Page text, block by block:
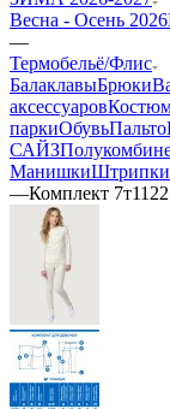
Весна - Осень 2026
—
Термобельё/Флис
БалаклавыБрюки
аксессуаров
паркиОбувьПальто
САЙЗ
МанишкиШтрипки
—Комплект